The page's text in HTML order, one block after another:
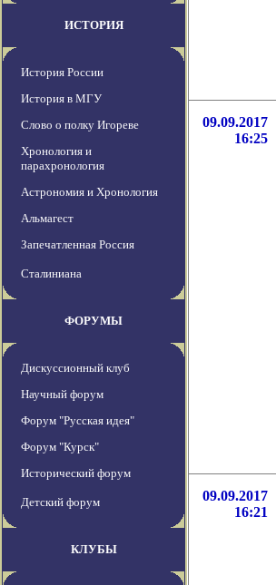
ИСТОРИЯ
История России
История в МГУ
Слово о полку Игореве
Хронология и
парахронология
Астрономия и Хронология
Альмагест
Запечатленная Россия
Сталиниана
ФОРУМЫ
Дискуссионный клуб
Научный форум
Форум "Русская идея"
Форум "Курск"
Исторический форум
Детский форум
КЛУБЫ
09.09.2017
16:25
09.09.2017
16:21